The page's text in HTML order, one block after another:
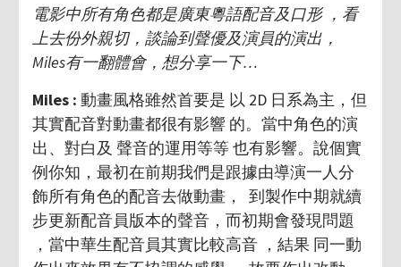
電影中所有角色都是廣東粵語配音及口形 ，看
上去份外親切，談論到聲優及演員的演出，
Miles有一翻體會，想分享一下…
Miles : 動畫風格雖然首要是 以 2D 日系為主，但
其實配音對動畫都很有影響 的。當中角色的演
出、對白及 聲音的運用等等 也有影響。說個實
例你知，最初在前期我們是跟據由導演一人分
飾所有角色的配音去做動畫， 到製作中期就續
步更新配音員版本的聲音，而初期會發現問題
，當中華生配音員其實比較高音 ，結果 同一動